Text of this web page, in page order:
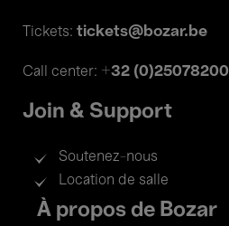
Tickets: tickets@bozar.be
Call center: +32 (0)25078200
Join & Support
Soutenez-nous
Location de salle
Footer
menu
À propos de Bozar